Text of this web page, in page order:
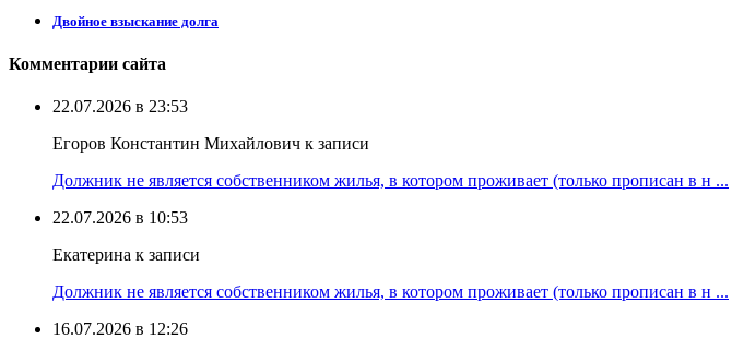
Двойное взыскание долга
Комментарии сайта
22.07.2026 в 23:53
Егоров Константин Михайлович к записи
Должник не является собственником жилья, в котором проживает (только прописан в н ...
22.07.2026 в 10:53
Екатерина к записи
Должник не является собственником жилья, в котором проживает (только прописан в н ...
16.07.2026 в 12:26